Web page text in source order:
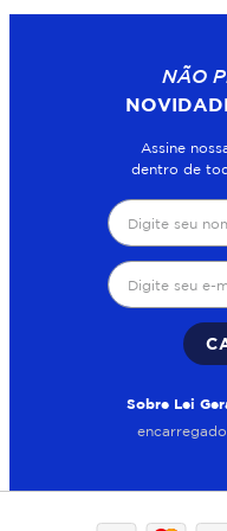
NÃO
Assine
dentro de
Sobre Lei